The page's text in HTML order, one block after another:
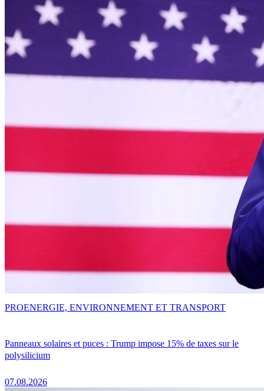
Panneaux solaires et puces : Trump impose 15% de taxes sur le
polysilicium
07.08.2026
PROENERGIE, ENVIRONNEMENT ET TRANSPORT